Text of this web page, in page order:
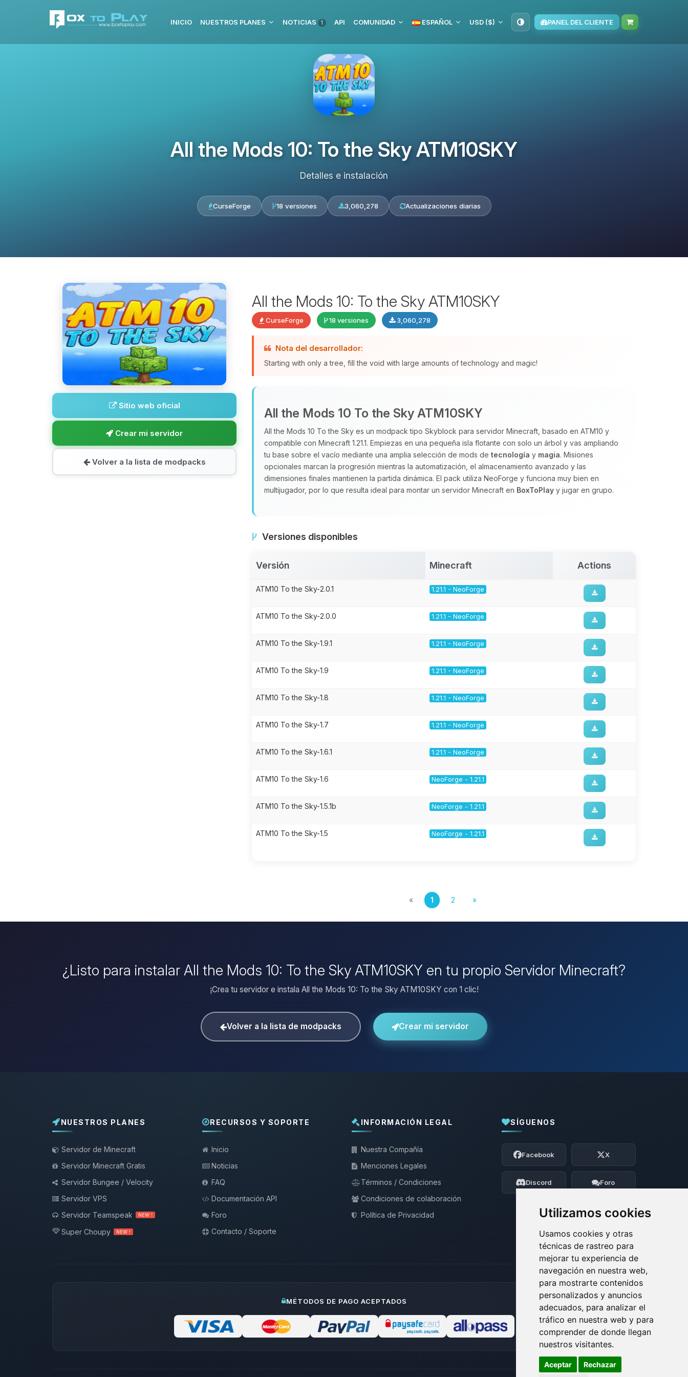
Utilizamos cookies
Usamos cookies y otras
técnicas de rastreo para
mejorar tu experiencia de
navegación en nuestra web,
para mostrarte contenidos
personalizados y anuncios
adecuados, para analizar el
tráfico en nuestra web y para
comprender de donde llegan
nuestros visitantes.
Aceptar Rechazar
INICIO NUESTROS PLANES NOTICIAS 1 API COMUNIDAD ESPAÑOL USD ($) PANEL DEL CLIENTE
All the Mods 10: To the Sky ATM10SKY
Detalles e instalación
CurseForge 18 versiones 3,060,278 Actualizaciones diarias
Sitio web oficial
Crear mi servidor
Volver a la lista de modpacks
All the Mods 10: To the Sky ATM10SKY
CurseForge 18 versiones 3,060,278
Nota del desarrollador:
Starting with only a tree, fill the void with large amounts of technology and magic!
All the Mods 10 To the Sky ATM10SKY
All the Mods 10 To the Sky es un modpack tipo Skyblock para servidor Minecraft, basado en ATM10 y
compatible con Minecraft 1.21.1. Empiezas en una pequeña isla flotante con solo un árbol y vas ampliando
tu base sobre el vacío mediante una amplia selección de mods de tecnología y magia. Misiones
opcionales marcan la progresión mientras la automatización, el almacenamiento avanzado y las
dimensiones finales mantienen la partida dinámica. El pack utiliza NeoForge y funciona muy bien en
multijugador, por lo que resulta ideal para montar un servidor Minecraft en BoxToPlay y jugar en grupo.
Versiones disponibles
Versión Minecraft Actions
ATM10 To the Sky-2.0.1 1.21.1 - NeoForge
ATM10 To the Sky-2.0.0 1.21.1 - NeoForge
ATM10 To the Sky-1.9.1 1.21.1 - NeoForge
ATM10 To the Sky-1.9 1.21.1 - NeoForge
ATM10 To the Sky-1.8 1.21.1 - NeoForge
ATM10 To the Sky-1.7 1.21.1 - NeoForge
ATM10 To the Sky-1.6.1 1.21.1 - NeoForge
ATM10 To the Sky-1.6 NeoForge - 1.21.1
ATM10 To the Sky-1.5.1b NeoForge - 1.21.1
ATM10 To the Sky-1.5 NeoForge - 1.21.1
« 1 2 »
¿Listo para instalar All the Mods 10: To the Sky ATM10SKY en tu propio Servidor Minecraft?
¡Crea tu servidor e instala All the Mods 10: To the Sky ATM10SKY con 1 clic!
Volver a la lista de modpacks Crear mi servidor
NUESTROS PLANES
Servidor de Minecraft
Servidor Minecraft Gratis
Servidor Bungee / Velocity
Servidor VPS
Servidor Teamspeak
NEW !
Super Choupy NEW !
RECURSOS Y SOPORTE
Inicio
Noticias
FAQ
Documentación API
Foro
Contacto / Soporte
INFORMACIÓN LEGAL
Nuestra Compañía
Menciones Legales
Términos / Condiciones
Condiciones de colaboración
Política de Privacidad
SÍGUENOS
Facebook X
Discord Foro
MÉTODOS DE PAGO ACEPTADOS
Yupi, por fin alguien con quien hablar!
Soy Choupy, tu pequeno asistente de
BoxToPlay. Cuentame que necesitas y
moveré mis pequenos circuitos para
ayudarte.
07/08/2026 02:22